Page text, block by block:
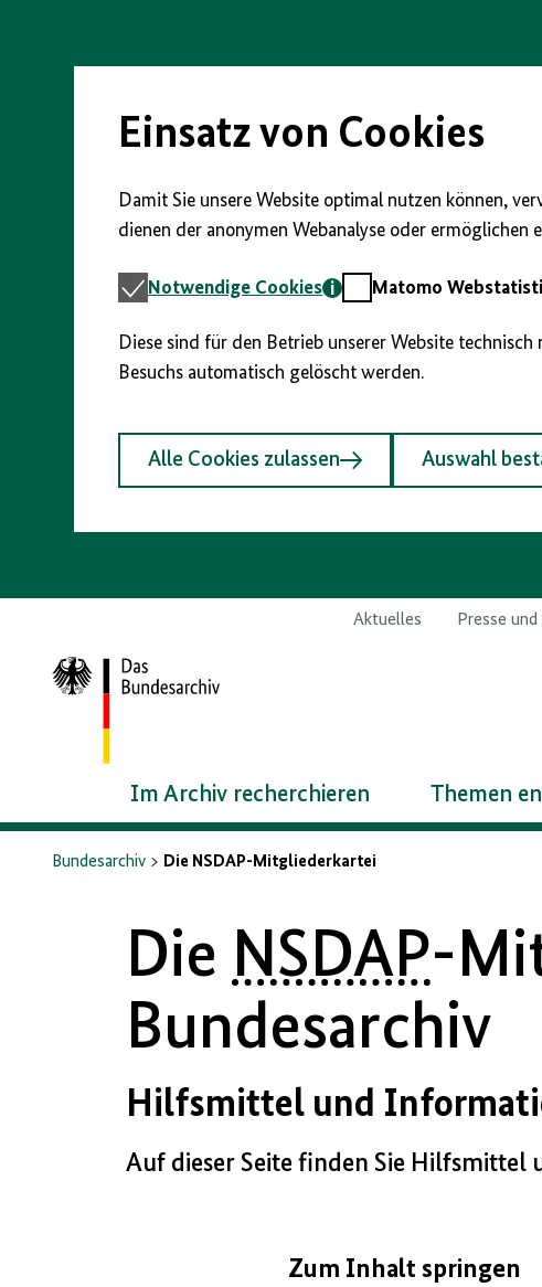
Seiteninhalt
Einsatz von Cookies
Damit Sie unsere Website optimal nutzen können,
dienen der anonymen Webanalyse oder ermöglichen
Notwendige
Notwendige Cookies
MatomoMatomo
Diese sind für den Betrieb unserer Website
Besuchs automatisch gelöscht werden.
Alle Cookies zulassen Auswahl
Aktuelles Presse
Zur
Startseite
Im Archiv recherchieren Themen
Bundesarchiv Die NSDAP-Mitgliederkartei
Die NSDAP-
Bundesarchiv
Hilfsmittel und
Auf dieser Seite finden Sie
Zum Inhalt springen